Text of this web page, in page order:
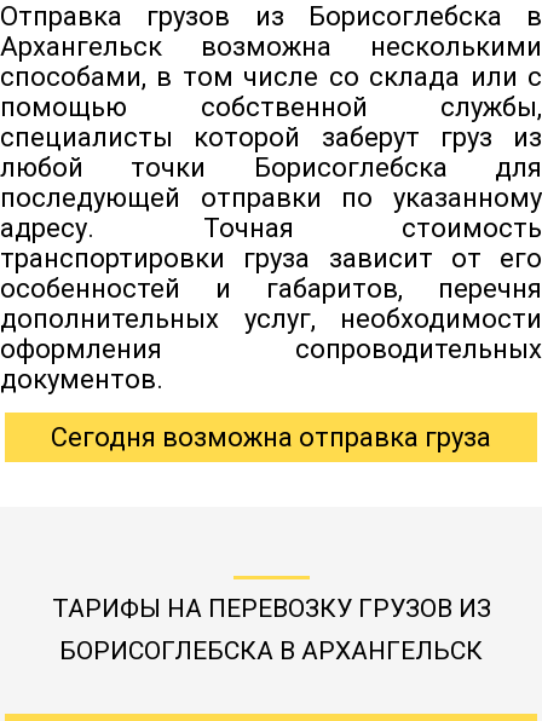
Отправка грузов из Борисоглебска в
Архангельск возможна несколькими
способами, в том числе со склада или с
помощью собственной службы,
специалисты которой заберут груз из
любой точки Борисоглебска для
последующей отправки по указанному
адресу. Точная стоимость
транспортировки груза зависит от его
особенностей и габаритов, перечня
дополнительных услуг, необходимости
оформления сопроводительных
документов.
Сегодня возможна отправка груза
ТАРИФЫ НА ПЕРЕВОЗКУ ГРУЗОВ ИЗ
БОРИСОГЛЕБСКА В АРХАНГЕЛЬСК